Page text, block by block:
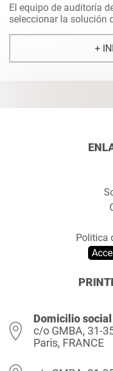
El equipo de auditoría
seleccionar la solución
+
Politica
Domicilio social
c/o GMBA, 31-
Paris, FRANCE